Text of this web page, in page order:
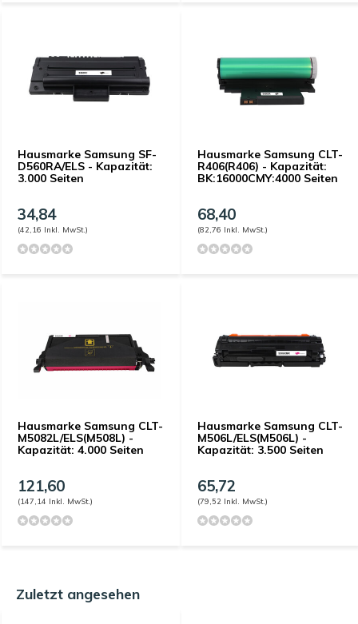
Hausmarke Samsung SF-
D560RA/ELS - Kapazität:
3.000 Seiten
34,84
(42,16 Inkl. MwSt.)
Hausmarke Samsung CLT-
R406(R406) - Kapazität:
BK:16000CMY:4000 Seiten
68,40
(82,76 Inkl. MwSt.)
Hausmarke Samsung CLT-
M5082L/ELS(M508L) -
Kapazität: 4.000 Seiten
121,60
(147,14 Inkl. MwSt.)
Hausmarke Samsung CLT-
M506L/ELS(M506L) -
Kapazität: 3.500 Seiten
65,72
(79,52 Inkl. MwSt.)
Zuletzt angesehen